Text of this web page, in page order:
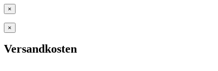
×
×
Versandkosten